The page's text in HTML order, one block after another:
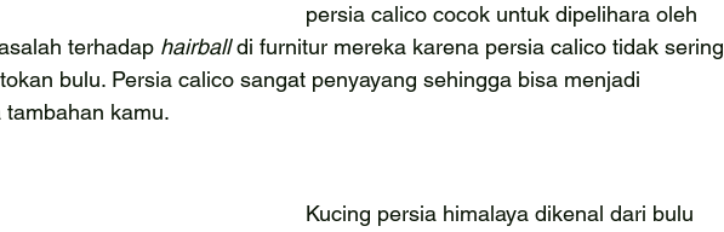
persia calico cocok untuk dipelihara oleh
terhadap hairball di furnitur mereka karena persia calico tidak sering
bulu. Persia calico sangat penyayang sehingga bisa menjadi
kamu.
Kucing persia himalaya dikenal dari bulu